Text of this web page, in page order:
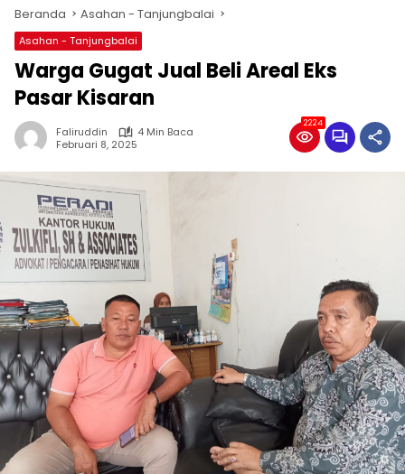
Beranda Asahan - Tanjungbalai
Asahan - Tanjungbalai
Warga Gugat Jual Beli Areal Eks
Pasar Kisaran
Faliruddin
4 Min Baca
Februari 8, 2025
2224